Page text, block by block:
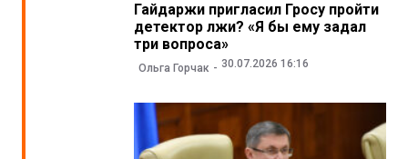
Гайдаржи пригласил Гросу пройти
детектор лжи? «Я бы ему задал
три вопроса»
Ольга Горчак 30.07.2026 16:16